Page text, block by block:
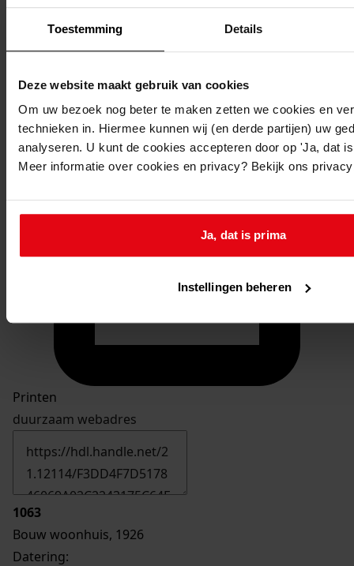
Toestemming Details
Deze website maakt gebruik van cookies
Om uw bezoek nog beter te maken zetten we cookies en
technieken in. Hiermee kunnen wij (en derde partijen) uw
analyseren. U kunt de cookies accepteren door op 'Ja, dat
Meer informatie over cookies en privacy? Bekijk ons
Ja, dat is prima
Instellingen beheren
Doorsturen per email
Printen
duurzaam webadres
1063
Bouw woonhuis, 1926
Datering: